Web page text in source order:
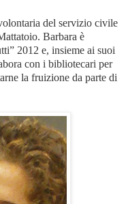
del servizio civile
Barbara è
2012 e, insieme ai suoi
con i bibliotecari per
la fruizione da parte di